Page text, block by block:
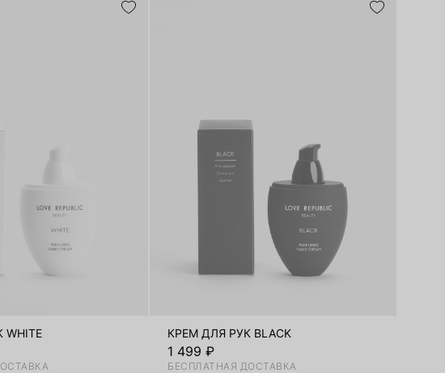
КРЕМ ДЛЯ РУК BLACK
1 499 ₽
БЕСПЛАТНАЯ ДОСТАВКА